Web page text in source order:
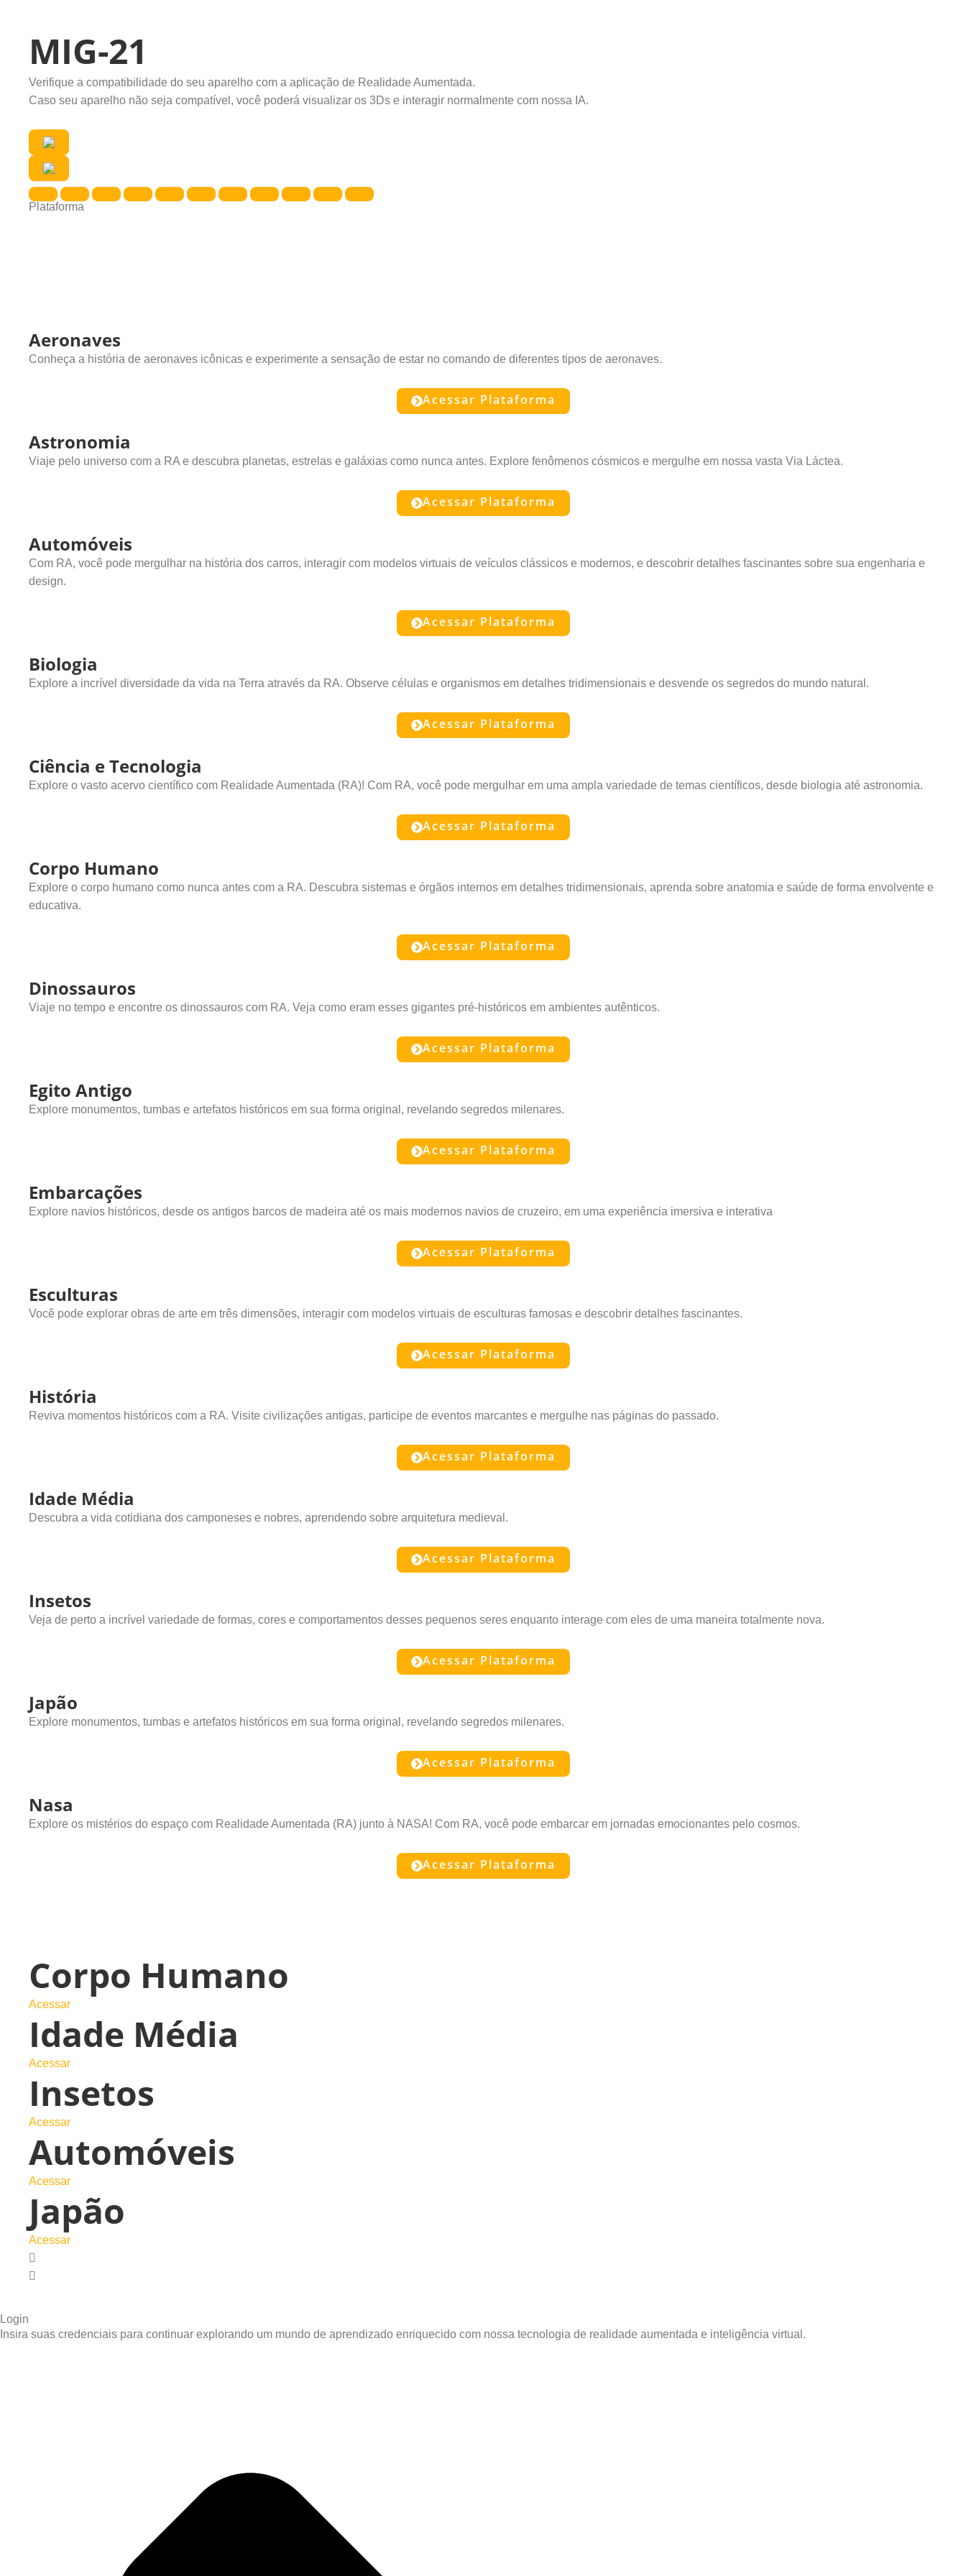
MIG-21
Verifique a compatibilidade do seu aparelho com a aplicação de Realidade Aumentada.
Caso seu aparelho não seja compatível, você poderá visualizar os 3Ds e interagir normalmente com nossa IA.
Plataforma
Aeronaves
Conheça a história de aeronaves icônicas e experimente a sensação de estar no comando de diferentes tipos de aeronaves.
Acessar Plataforma
Astronomia
Viaje pelo universo com a RA e descubra planetas, estrelas e galáxias como nunca antes. Explore fenômenos cósmicos e mergulhe em nossa vasta Via Láctea.
Acessar Plataforma
Automóveis
Com RA, você pode mergulhar na história dos carros, interagir com modelos virtuais de veículos clássicos e modernos, e descobrir detalhes fascinantes sobre sua engenharia e
design.
Acessar Plataforma
Biologia
Explore a incrível diversidade da vida na Terra através da RA. Observe células e organismos em detalhes tridimensionais e desvende os segredos do mundo natural.
Acessar Plataforma
Ciência e Tecnologia
Explore o vasto acervo científico com Realidade Aumentada (RA)! Com RA, você pode mergulhar em uma ampla variedade de temas científicos, desde biologia até astronomia.
Acessar Plataforma
Corpo Humano
Explore o corpo humano como nunca antes com a RA. Descubra sistemas e órgãos internos em detalhes tridimensionais, aprenda sobre anatomia e saúde de forma envolvente e
educativa.
Acessar Plataforma
Dinossauros
Viaje no tempo e encontre os dinossauros com RA. Veja como eram esses gigantes pré-históricos em ambientes autênticos.
Acessar Plataforma
Egito Antigo
Explore monumentos, tumbas e artefatos históricos em sua forma original, revelando segredos milenares.
Acessar Plataforma
Embarcações
Explore navios históricos, desde os antigos barcos de madeira até os mais modernos navios de cruzeiro, em uma experiência imersiva e interativa
Acessar Plataforma
Esculturas
Você pode explorar obras de arte em três dimensões, interagir com modelos virtuais de esculturas famosas e descobrir detalhes fascinantes.
Acessar Plataforma
História
Reviva momentos históricos com a RA. Visite civilizações antigas, participe de eventos marcantes e mergulhe nas páginas do passado.
Acessar Plataforma
Idade Média
Descubra a vida cotidiana dos camponeses e nobres, aprendendo sobre arquitetura medieval.
Acessar Plataforma
Insetos
Veja de perto a incrível variedade de formas, cores e comportamentos desses pequenos seres enquanto interage com eles de uma maneira totalmente nova.
Acessar Plataforma
Japão
Explore monumentos, tumbas e artefatos históricos em sua forma original, revelando segredos milenares.
Acessar Plataforma
Nasa
Explore os mistérios do espaço com Realidade Aumentada (RA) junto à NASA! Com RA, você pode embarcar em jornadas emocionantes pelo cosmos.
Acessar Plataforma
Corpo Humano
Acessar
Idade Média
Acessar
Insetos
Acessar
Automóveis
Acessar
Japão
Acessar
Login
Insira suas credenciais para continuar explorando um mundo de aprendizado enriquecido com nossa tecnologia de realidade aumentada e inteligência virtual.